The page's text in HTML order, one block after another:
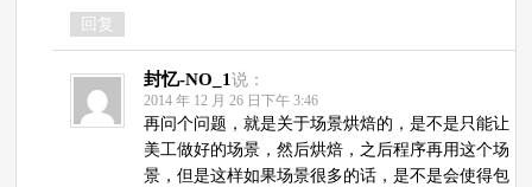
回复
封忆-NO_1说：
2014 年 12 月 26 日下午 3:46
再问个问题，就是关于场景烘焙的，是不是只能让
美工做好的场景，然后烘焙，之后程序再用这个场
景，但是这样如果场景很多的话，是不是会使得包